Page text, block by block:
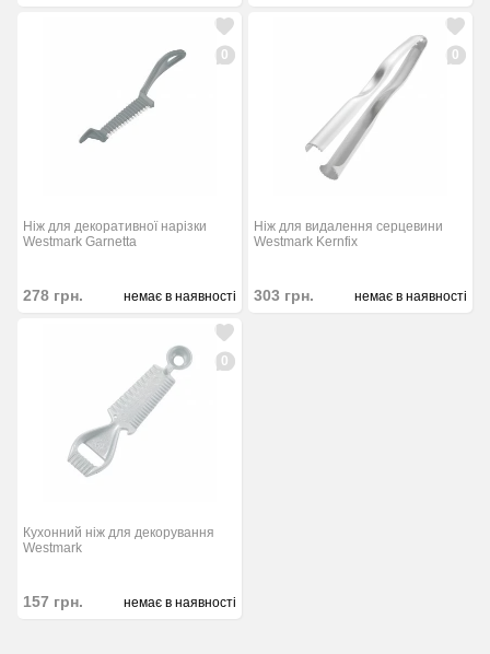
0
Ніж для декоративної нарізки
Westmark Garnetta
278 грн. немає в наявності
0
Ніж для видалення серцевини
Westmark Kernfix
303 грн. немає в наявності
0
Кухонний ніж для декорування
Westmark
157 грн. немає в наявності